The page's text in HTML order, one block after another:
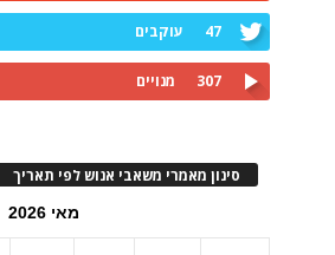
47 עוקבים
307 מנויים
סינון מאמרי משאבי אנוש לפי תאריך
מאי 2026